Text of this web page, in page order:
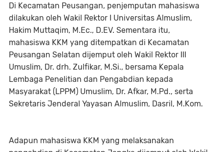
Di Kecamatan Peusangan, penjemputan mahasiswa
dilakukan oleh Wakil Rektor I Universitas Almuslim,
Hakim Muttaqim, M.Ec., D.EV. Sementara itu,
mahasiswa KKM yang ditempatkan di Kecamatan
Peusangan Selatan dijemput oleh Wakil Rektor III
Umuslim, Dr. drh. Zulfikar, M.Si., bersama Kepala
Lembaga Penelitian dan Pengabdian kepada
Masyarakat (LPPM) Umuslim, Dr. Afkar, M.Pd., serta
Sekretaris Jenderal Yayasan Almuslim, Dasril, M.Kom.
Adapun mahasiswa KKM yang melaksanakan